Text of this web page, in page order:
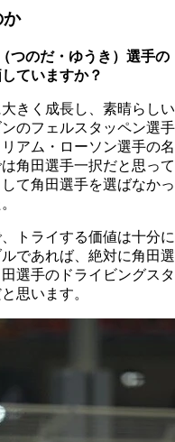
か
のだ・ゆうき）選手の
ていますか？
きく成長し、素晴らしい
のフェルスタッペン選手
アム・ローソン選手の名
角田選手一択だと思って
て角田選手を選ばなかっ
トライする価値は十分に
であれば、絶対に角田選
選手のドライビングスタ
思います。